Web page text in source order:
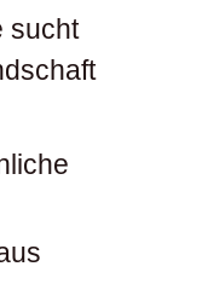
sucht